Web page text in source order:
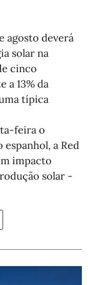
agosto deverá
solar na
cinco
a 13% da
típica
feira o
a Red
impacto
solar -